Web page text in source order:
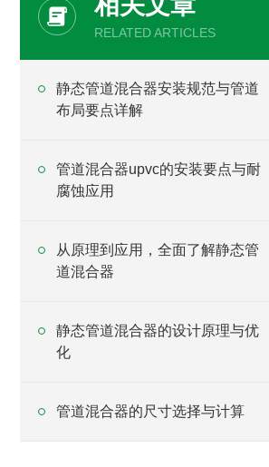
RELATED ARTICLES
静态管道混合器安装规范与管道
布局要点详解
管道混合器upvc的安装要点与耐
腐蚀应用
从原理到应用，全面了解静态管
道混合器
静态管道混合器的设计原理与优
化
管道混合器的尺寸选择与计算